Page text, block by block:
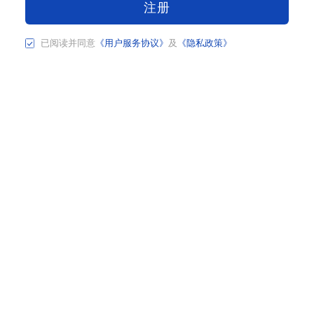
注册
已阅读并同意 《用户服务协议》 及 《隐私政策》